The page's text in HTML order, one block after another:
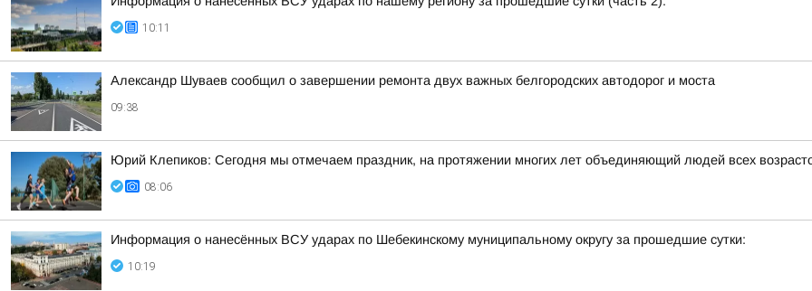
10:11
Александр Шуваев сообщил о завершении ремонта двух важных белгородских автодорог и моста
09:38
Юрий Клепиков: Сегодня мы отмечаем праздник, на протяжении многих лет объединяющий людей всех
08:06
Информация о нанесённых ВСУ ударах по Шебекинскому муниципальному округу за прошедшие сутки:
10:19